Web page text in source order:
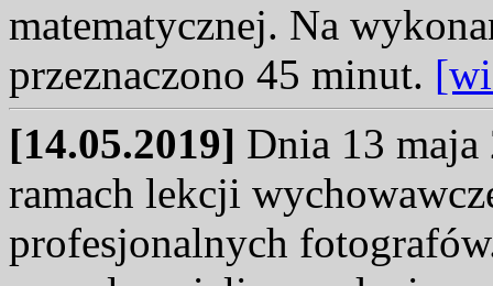
matematycznej. Na
przeznaczono 45 minut.
[14.05.2019] Dnia 13
ramach lekcji
profesjonalnych